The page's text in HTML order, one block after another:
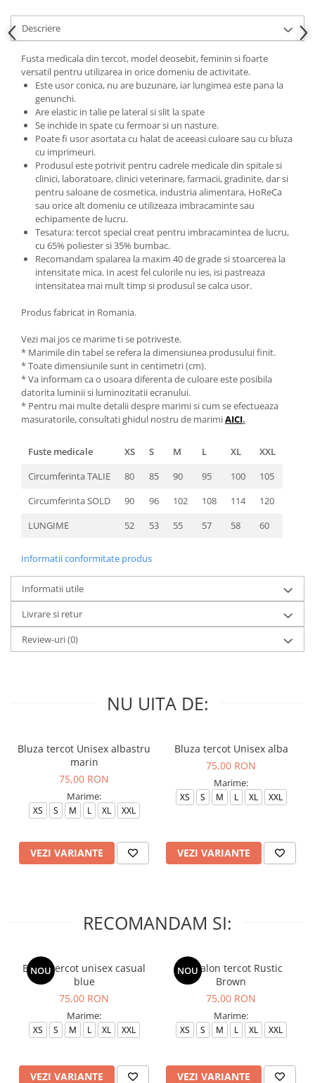
Descriere
Fusta medicala din tercot, model deosebit, feminin si foarte
versatil pentru utilizarea in orice domeniu de activitate.
Este usor conica, nu are buzunare, iar lungimea este pana la
genunchi.
Are elastic in talie pe lateral si slit la spate
Se inchide in spate cu fermoar si un nasture.
Poate fi usor asortata cu halat de aceeasi culoare sau cu bluza
cu imprimeuri.
Produsul este potrivit pentru cadrele medicale din spitale si
clinici, laboratoare, clinici veterinare, farmacii, gradinite, dar si
pentru saloane de cosmetica, industria alimentara, HoReCa
sau orice alt domeniu ce utilizeaza imbracaminte sau
echipamente de lucru.
Tesatura: tercot special creat pentru imbracamintea de lucru,
cu 65% poliester si 35% bumbac.
Recomandam spalarea la maxim 40 de grade si stoarcerea la
intensitate mica. In acest fel culorile nu ies, isi pastreaza
intensitatea mai mult timp si produsul se calca usor.
Produs fabricat in Romania.
Vezi mai jos ce marime ti se potriveste.
* Marimile din tabel se refera la dimensiunea produsului finit.
* Toate dimensiunile sunt in centimetri (cm).
* Va informam ca o usoara diferenta de culoare este posibila
datorita luminii si luminozitatii ecranului.
* Pentru mai multe detalii despre marimi si cum se efectueaza
masuratorile, consultati ghidul nostru de marimiAICI.
Fuste medicale XS S M L XL
XXL
Circumferinta TALIE
80 85 90 95 100
105
Circumferinta SOLD
90 96 102 108 114
120
LUNGIME
52 53 55 57 58 60
Informatii conformitate produs
Informatii utile
Livrare si retur
Review-uri(0)
NU UITA DE:
Bluza tercot Unisex albastru
marin
75,00 RON
Marime:
XS S M L XL XXL
VEZI VARIANTE
Bluza tercot Unisex alba
75,00 RON
Marime:
XS S M L XL XXL
VEZI VARIANTE
RECOMANDAM SI:
NOU
Bluza tercot unisex casual
blue
75,00 RON
Marime:
XS S M L XL XXL
VEZI VARIANTE
NOU
Pantalon tercot Rustic
Brown
75,00 RON
Marime:
XS S M L XL XXL
VEZI VARIANTE